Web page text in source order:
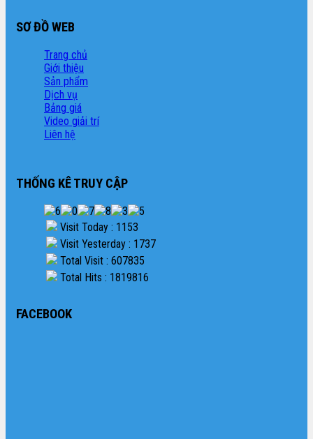
SƠ ĐỒ WEB
Trang chủ
Giới thiệu
Sản phẩm
Dịch vụ
Bảng giá
Video giải trí
Liên hệ
THỐNG KÊ TRUY CẬP
Visit Today : 1153
Visit Yesterday : 1737
Total Visit : 607835
Total Hits : 1819816
FACEBOOK